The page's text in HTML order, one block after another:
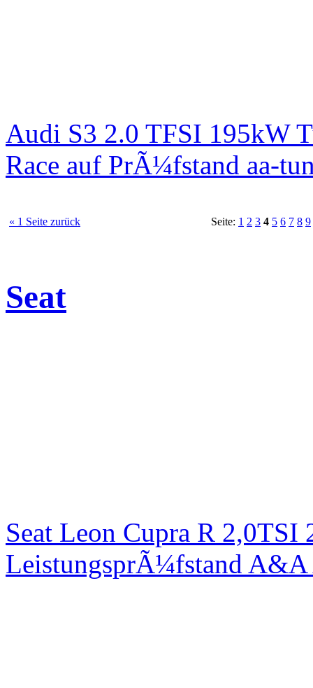
Audi S3 2.0 TFSI 195kW
Race auf PrÃ¼fstand aa-
« 1 Seite zurück Seite: 1 2 3 4 5 6 7 8 9
Seat
Seat Leon Cupra R
LeistungsprÃ¼fstand